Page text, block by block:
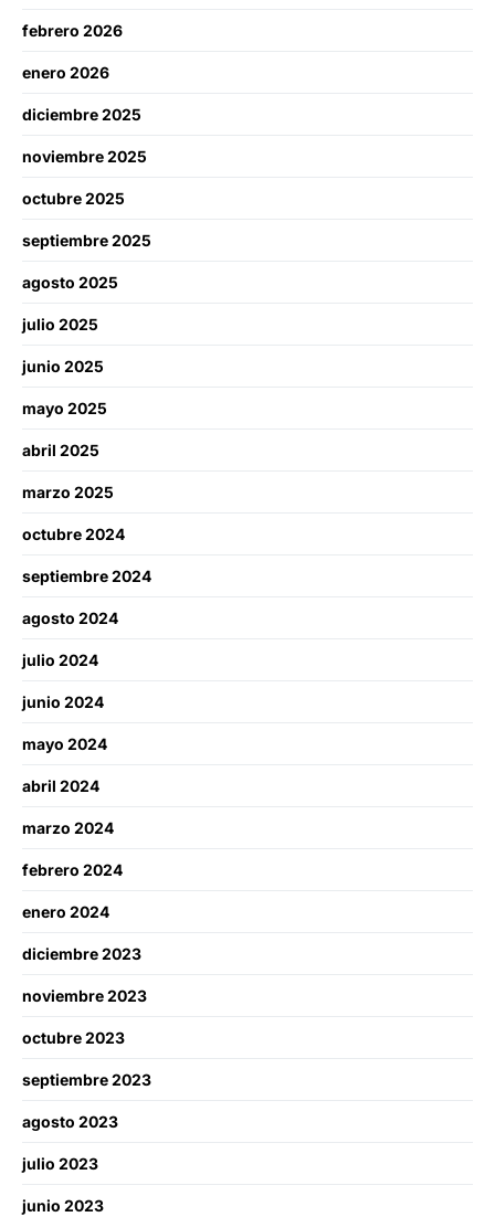
febrero 2026
enero 2026
diciembre 2025
noviembre 2025
octubre 2025
septiembre 2025
agosto 2025
julio 2025
junio 2025
mayo 2025
abril 2025
marzo 2025
octubre 2024
septiembre 2024
agosto 2024
julio 2024
junio 2024
mayo 2024
abril 2024
marzo 2024
febrero 2024
enero 2024
diciembre 2023
noviembre 2023
octubre 2023
septiembre 2023
agosto 2023
julio 2023
junio 2023